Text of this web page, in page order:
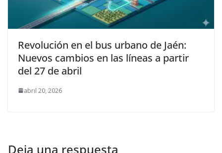
Revolución en el bus urbano de Jaén:
Nuevos cambios en las líneas a partir
del 27 de abril
abril 20, 2026
Deja una respuesta